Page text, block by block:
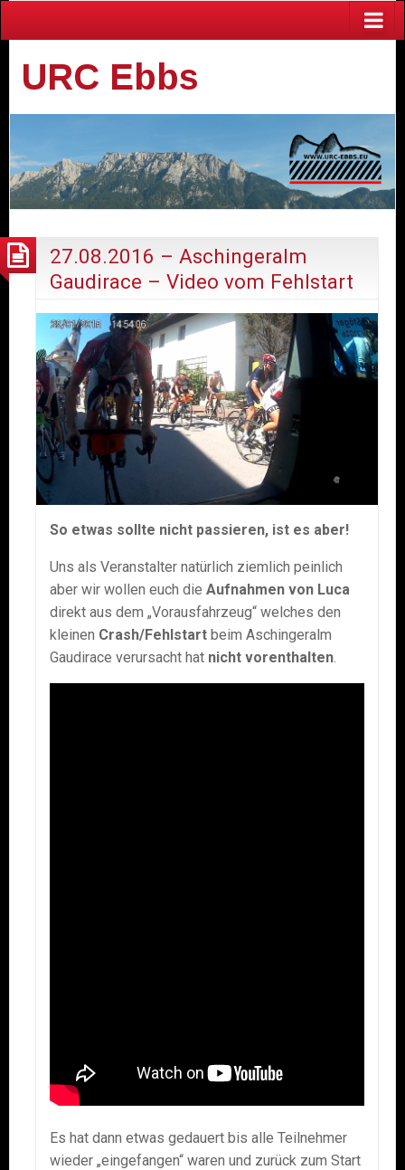
URC Ebbs
27.08.2016 – Aschingeralm
Gaudirace – Video vom Fehlstart
So etwas sollte nicht passieren, ist es aber!
Uns als Veranstalter natürlich ziemlich peinlich
aber wir wollen euch die Aufnahmen von Luca
direkt aus dem „Vorausfahrzeug“ welches den
kleinen Crash/Fehlstart beim Aschingeralm
Gaudirace verursacht hat nicht vorenthalten.
Es hat dann etwas gedauert bis alle Teilnehmer
wieder „eingefangen“ waren und zurück zum Start